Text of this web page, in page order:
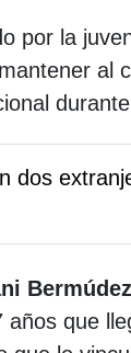
por la
al
dos
que